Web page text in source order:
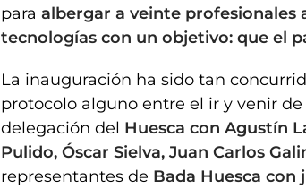
para albergar a veinte profesionales
tecnologías con un objetivo: que el
La inauguración ha sido tan
protocolo alguno entre el ir y venir
delegación del Huesca con Agustín
Pulido, Óscar Sielva, Juan Carlos
representantes de Bada Huesca con